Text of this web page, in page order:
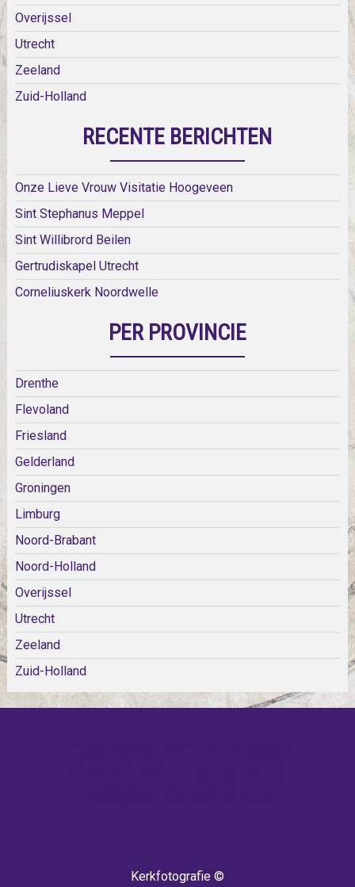
Overijssel
Utrecht
Zeeland
Zuid-Holland
RECENTE BERICHTEN
Onze Lieve Vrouw Visitatie Hoogeveen
Sint Stephanus Meppel
Sint Willibrord Beilen
Gertrudiskapel Utrecht
Corneliuskerk Noordwelle
PER PROVINCIE
Drenthe
Flevoland
Friesland
Gelderland
Groningen
Limburg
Noord-Brabant
Noord-Holland
Overijssel
Utrecht
Zeeland
Zuid-Holland
Kerkfotografie ©